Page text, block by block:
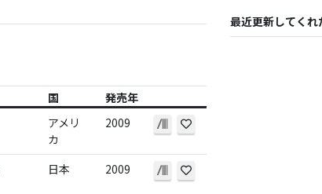
国
発売年
アメリ
カ
2009
日本 2009
最近更新してくれ